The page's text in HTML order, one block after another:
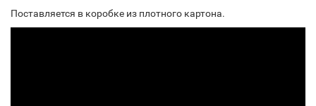
Поставляется в коробке из плотного картона.